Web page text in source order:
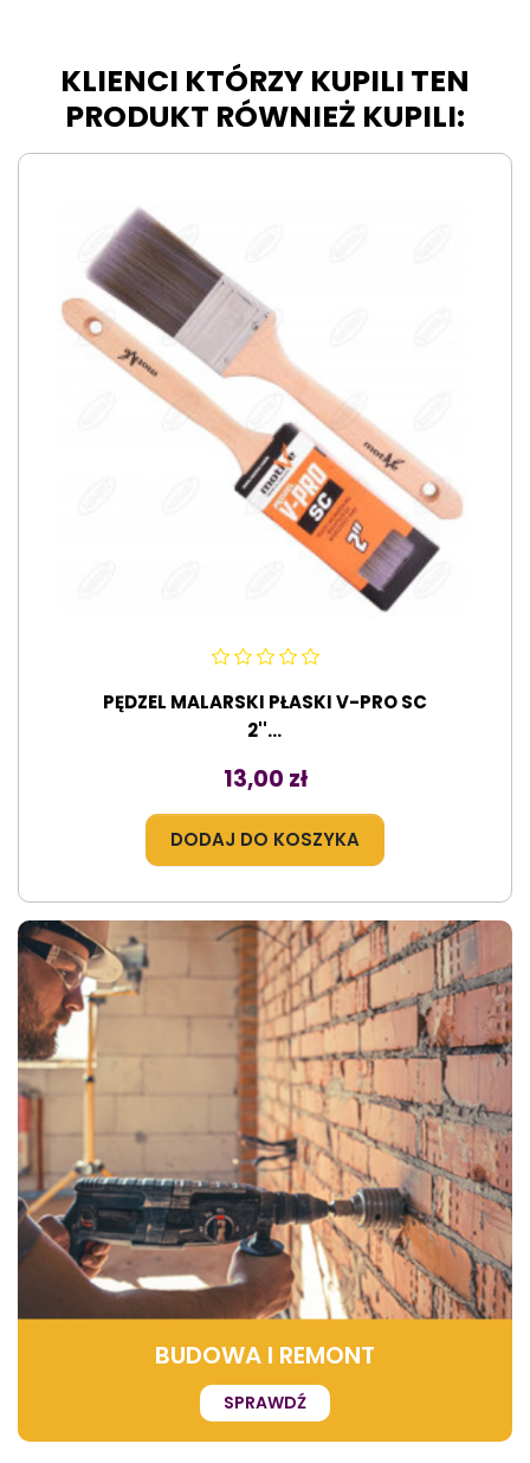
KLIENCI KTÓRZY KUPILI TEN
PRODUKT RÓWNIEŻ KUPILI:
PĘDZEL MALARSKI PŁASKI V-PRO SC
2''...
Cena
13,00 zł
DODAJ DO KOSZYKA
BUDOWA I REMONT
SPRAWDŹ